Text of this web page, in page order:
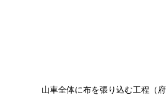
山車全体に布を張り込む工程（府